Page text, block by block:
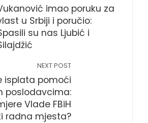
imao poruku za
u Srbiji i poručio:
su nas Ljubić i
NEXT POST
isplata pomoći
poslodavcima:
Vlade FBiH
radna mjesta?